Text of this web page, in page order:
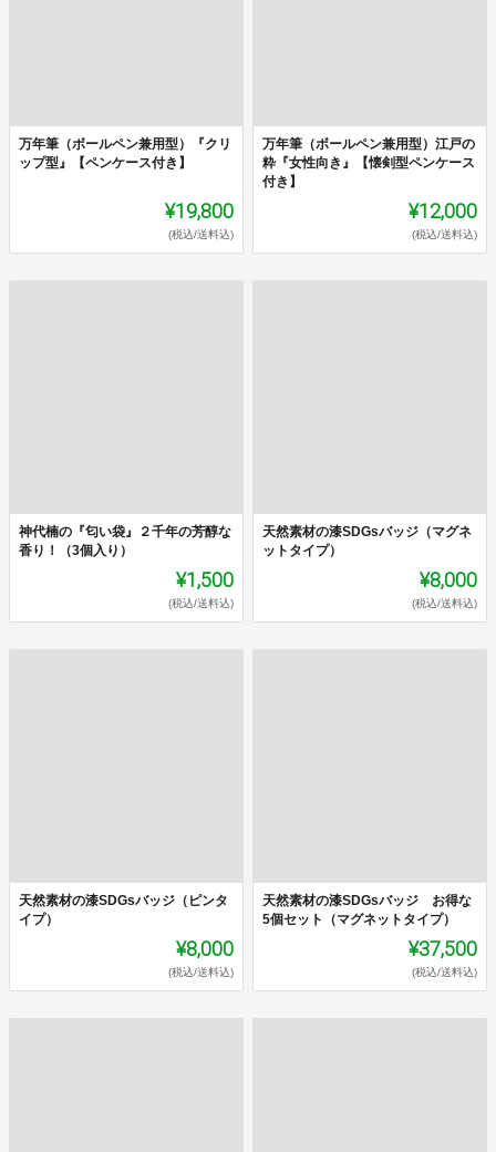
万年筆（ボールペン兼用型）『クリ
ップ型』【ペンケース付き】
¥19,800
(税込/送料込)
万年筆（ボールペン兼用型）江戸の
粋『女性向き』【懐剣型ペンケース
付き】
¥12,000
(税込/送料込)
神代楠の『匂い袋』２千年の芳醇な
香り！（3個入り）
¥1,500
(税込/送料込)
天然素材の漆SDGsバッジ（マグネ
ットタイプ）
¥8,000
(税込/送料込)
天然素材の漆SDGsバッジ（ピンタ
イプ）
¥8,000
(税込/送料込)
天然素材の漆SDGsバッジ お得な
5個セット（マグネットタイプ）
¥37,500
(税込/送料込)